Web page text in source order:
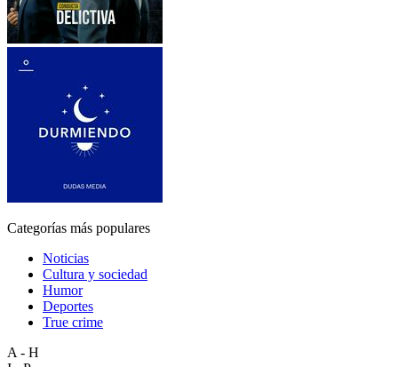
Categorías más populares
Noticias
Cultura y sociedad
Humor
Deportes
True crime
A - H